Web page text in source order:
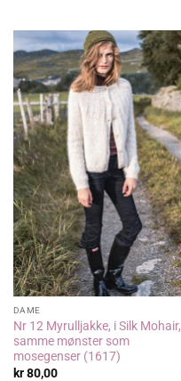
DAME
Nr 12 Myrulljakke, i Silk Mohair,
samme mønster som
mosegenser (1617)
kr80,00